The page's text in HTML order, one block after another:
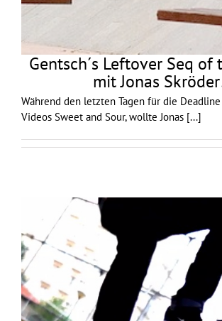
Gentsch´s Leftover Seq of
mit Jonas
Während den letzten Tagen für die
Videos Sweet and Sour, wollte Jonas [...]